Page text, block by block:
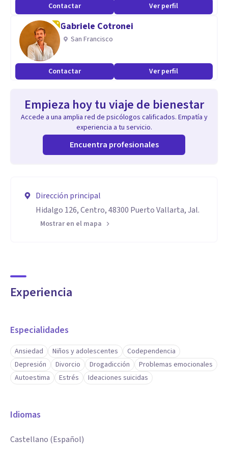
Contactar Ver perfil
Gabriele Cotronei
San Francisco
Contactar Ver perfil
Empieza hoy tu viaje de bienestar
Accede a una amplia red de psicólogos calificados. Empatía y
experiencia a tu servicio.
Encuentra profesionales
Dirección principal
Hidalgo 126, Centro, 48300 Puerto Vallarta, Jal.
Mostrar en el mapa
Experiencia
Especialidades
Ansiedad Niños y adolescentes
Codependencia
Depresión
Divorcio Drogadicción
Problemas emocionales
Autoestima
Estrés Ideaciones suicidas
Idiomas
Castellano (Español)